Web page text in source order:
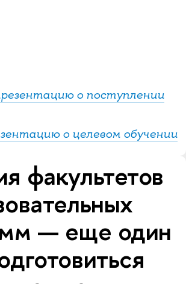
о поступлении
о целевом обучении
факультетов
— еще один